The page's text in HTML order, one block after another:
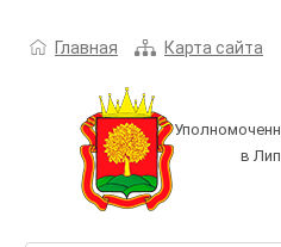
Главная Карта сайта
в